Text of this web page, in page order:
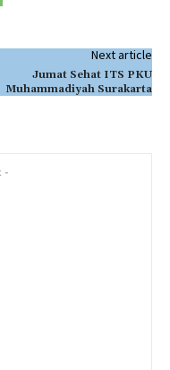
Next article
Jumat Sehat ITS PKU
Muhammadiyah Surakarta
-